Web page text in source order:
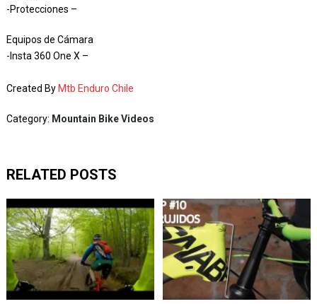
-Protecciones –
Equipos de Cámara
-Insta 360 One X –
Created By Mtb Enduro Chile
Category: Mountain Bike Videos
RELATED POSTS